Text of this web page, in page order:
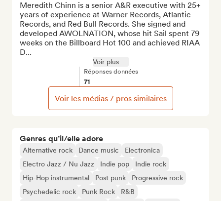
Genres qu’il/elle adore
Alternative rock Dance music
Electronica
Electro Jazz / Nu Jazz
Indie pop
Indie rock
Hip-Hop instrumental
Post punk
Progressive rock
Psychedelic rock
Punk Rock
R&B
Meredith Chinn is a senior A&R executive with 25+
years of experience at Warner Records, Atlantic
Records, and Red Bull Records. She signed and
developed AWOLNATION, whose hit Sail spent 79
weeks on the Billboard Hot 100 and achieved RIAA
D...
Voir plus
Réponses données
71
Voir les médias / pros similaires